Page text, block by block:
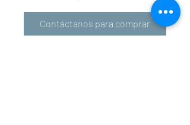
Contáctanos para comprar